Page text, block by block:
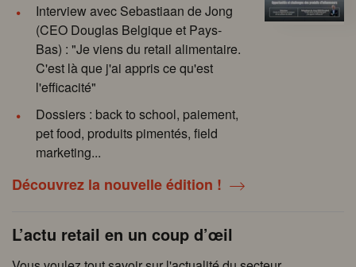
Interview avec Sebastiaan de Jong
(CEO Douglas Belgique et Pays-
Bas) : "Je viens du retail alimentaire.
C'est là que j'ai appris ce qu'est
l'efficacité"
Dossiers : back to school, paiement,
pet food, produits pimentés, field
marketing...
Découvrez la nouvelle édition !
L’actu retail en un coup d’œil